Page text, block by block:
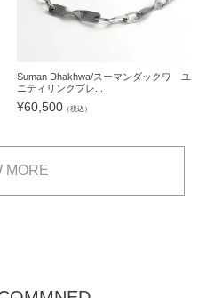
Suman Dhakhwa/スーマンダックワ ユ
ニティリンクブレ...
¥60,500 （税込）
MORE